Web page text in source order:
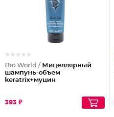
Bio World / Мицеллярный
шампунь-объем
keratrix+муцин
393 ₽